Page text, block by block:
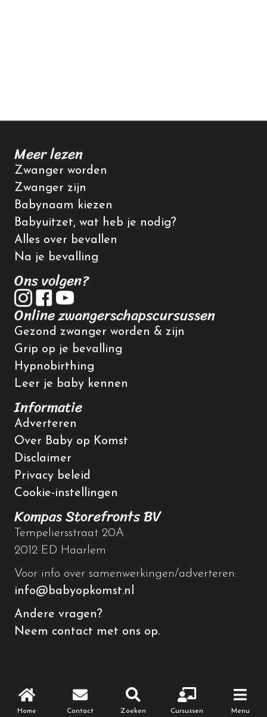
Meer lezen
Zwanger worden
Zwanger zijn
Babynaam kiezen
Babyuitzet, wat heb je nodig?
Alles over bevallen
Na je bevalling
Ons volgen?
Online zwangerschapscursussen
Gezond zwanger worden & zijn
Grip op je bevalling
Hypnobirthing
Leer je baby kennen
Informatie
Adverteren
Over Baby op Komst
Disclaimer
Privacy beleid
Cookie-instellingen
Kompas Storefronts BV
Tempeliersstraat 20A
2012 ED Haarlem
Voor info over samenwerkingen/adverteren:
info@babyopkomst.nl
Andere vragen?
Neem contact met ons op.
© 2026 Baby op komst
Home Contact Zoeken Cursussen Menu